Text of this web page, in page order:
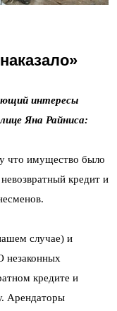
интересы
Яна Райниса:
что имущество было
кредит и
случае) и
незаконных
кредите и
Арендаторы